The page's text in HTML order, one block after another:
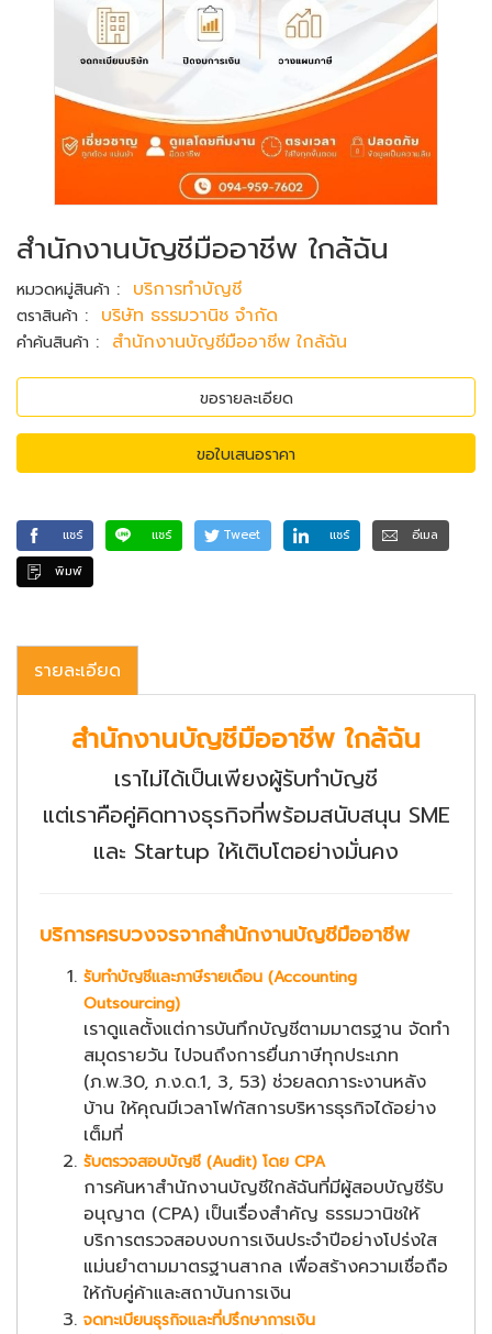
สำนักงานบัญชีมืออาชีพ ใกล้ฉัน
หมวดหมู่สินค้า : บริการทำบัญชี
ตราสินค้า : บริษัท ธรรมวานิช จำกัด
คำค้นสินค้า : สำนักงานบัญชีมืออาชีพ ใกล้ฉัน
ขอรายละเอียด
ขอใบเสนอราคา
แชร์ แชร์ Tweet แชร์
อีเมล
พิมพ์
รายละเอียด
สำนักงานบัญชีมืออาชีพ ใกล้ฉัน
เราไม่ได้เป็นเพียงผู้รับทำบัญชี
แต่เราคือคู่คิดทางธุรกิจที่พร้อมสนับสนุน SME
และ Startup ให้เติบโตอย่างมั่นคง
บริการครบวงจรจากสำนักงานบัญชีมืออาชีพ
รับทำบัญชีและภาษีรายเดือน (Accounting
Outsourcing)
เราดูแลตั้งแต่การบันทึกบัญชีตามมาตรฐาน จัดทำ
สมุดรายวัน ไปจนถึงการยื่นภาษีทุกประเภท
(ภ.พ.30, ภ.ง.ด.1, 3, 53) ช่วยลดภาระงานหลัง
บ้าน ให้คุณมีเวลาโฟกัสการบริหารธุรกิจได้อย่าง
เต็มที่
รับตรวจสอบบัญชี (Audit) โดย CPA
การค้นหาสำนักงานบัญชีใกล้ฉันที่มีผู้สอบบัญชีรับ
อนุญาต (CPA) เป็นเรื่องสำคัญ ธรรมวานิชให้
บริการตรวจสอบงบการเงินประจำปีอย่างโปร่งใส
แม่นยำตามมาตรฐานสากล เพื่อสร้างความเชื่อถือ
ให้กับคู่ค้าและสถาบันการเงิน
จดทะเบียนธุรกิจและที่ปรึกษาการเงิน